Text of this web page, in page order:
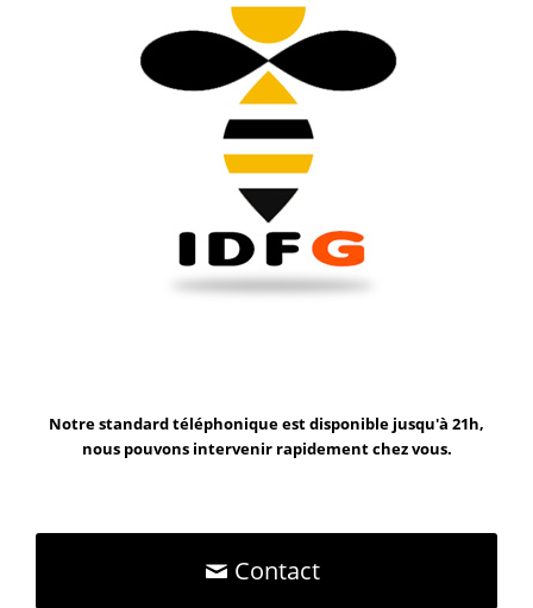
Notre standard téléphonique est disponible jusqu'à 21h,
nous pouvons intervenir rapidement chez vous.
Contact